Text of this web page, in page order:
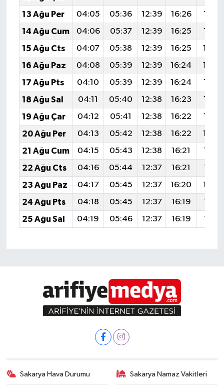
13 Ağu Per
04:05 05:36 12:39 16:26
19:33
14 Ağu Cum
04:06 05:37 12:39 16:25
19:32
15 Ağu Cts
04:07 05:38 12:39 16:25
16 Ağu Paz
04:08 05:39 12:39 16:24
17 Ağu Pts
04:10 05:39 12:39 16:24
19:28
18 Ağu Sal
04:11 05:40 12:38 16:23
19:27
19 Ağu Çar
04:12 05:41 12:38 16:22
19:25
20 Ağu Per
04:13 05:42 12:38 16:22
21 Ağu Cum
04:15 05:43 12:38 16:21
19:23
22 Ağu Cts
04:16 05:44 12:37 16:21
19:21
23 Ağu Paz
04:17 05:45 12:37 16:20
24 Ağu Pts
04:18 05:45 12:37 16:19
19:19
25 Ağu Sal
04:19 05:46 12:37 16:19 19:17
Sakarya Hava Durumu Sakarya Namaz Vakitleri